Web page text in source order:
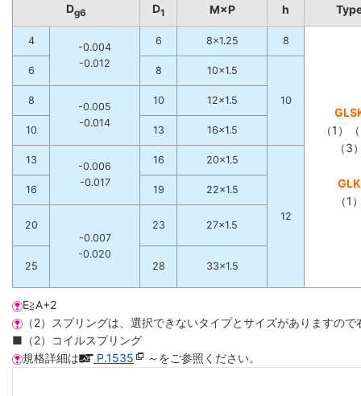
Dg6 D1 M×P h
4
-0.004
-0.012
6 8×1.25 8
（1）
（3
GLK
（1
6 8 10×1.5
10
8
-0.005
-0.014
10 12×1.5
10 13 16×1.5
13
-0.006
-0.017
16 20×1.5
12
16 19 22×1.5
20
-0.007
-0.020
23 27×1.5
25 28 33×1.5
E≧A+2
（2）スプリングは、選択できないタイプとサイズがありますの
■（2）コイルスプリング
規格詳細は
P.1535 ～をご参照ください。